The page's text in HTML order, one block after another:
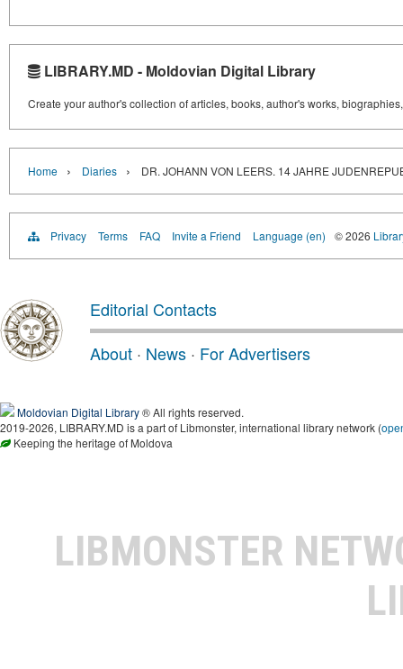
LIBRARY.MD - Moldovian Digital Library
Create your author's collection of articles, books, author's works,
Home › Diaries › DR. JOHANN VON LEERS. 14 JAHRE
Privacy Terms FAQ Invite a Friend Language (en) © 2026
Editorial Contacts
About · News · For Advertisers
Moldovian Digital Library® All rights reserved.
2019-2026, LIBRARY.MD is a part of Libmonster, international library network (
Keeping the heritage of Moldova
LIBMONSTER